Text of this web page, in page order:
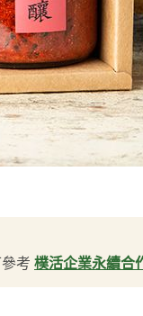
考 樸活企業永續合